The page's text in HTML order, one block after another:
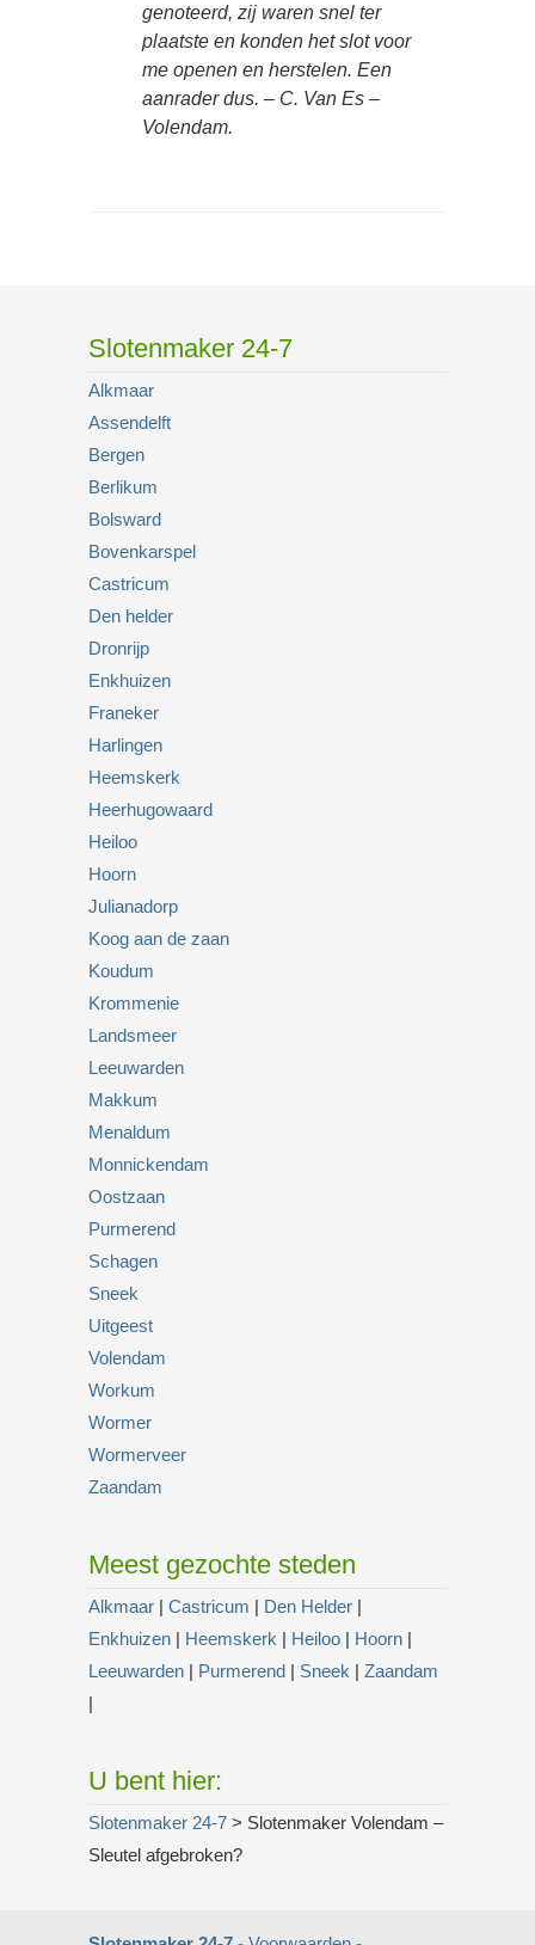
genoteerd, zij waren snel ter
plaatste en konden het slot voor
me openen en herstelen. Een
aanrader dus. – C. Van Es –
Volendam.
Slotenmaker 24-7
Alkmaar
Assendelft
Bergen
Berlikum
Bolsward
Bovenkarspel
Castricum
Den helder
Dronrijp
Enkhuizen
Franeker
Harlingen
Heemskerk
Heerhugowaard
Heiloo
Hoorn
Julianadorp
Koog aan de zaan
Koudum
Krommenie
Landsmeer
Leeuwarden
Makkum
Menaldum
Monnickendam
Oostzaan
Purmerend
Schagen
Sneek
Uitgeest
Volendam
Workum
Wormer
Wormerveer
Zaandam
Meest gezochte steden
Alkmaar | Castricum | Den Helder |
Enkhuizen | Heemskerk | Heiloo | Hoorn |
Leeuwarden | Purmerend | Sneek | Zaandam
|
U bent hier:
Slotenmaker 24-7 > Slotenmaker Volendam –
Sleutel afgebroken?